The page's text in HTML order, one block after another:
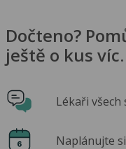
Dočteno?
ještě o kus víc.
Lékaři všech
Naplánujte